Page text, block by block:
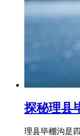
探秘理县
理县毕棚沟是